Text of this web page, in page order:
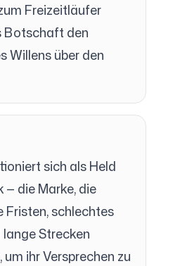
Freizeitläufer
Botschaft den
Willens über den
sich als Held
— die Marke, die
Fristen, schlechtes
Strecken
ihr Versprechen zu